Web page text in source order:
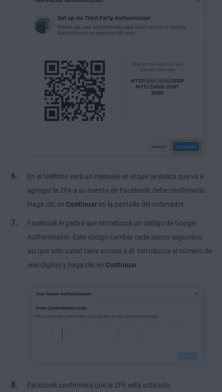
En el teléfono verá un mensaje en el que se indica que va a
agregar la 2FA a su cuenta de Facebook; debe confirmarlo.
Haga clic en Continuar en la pantalla del ordenador.
Facebook le pedirá que introduzca un código de Google
Authenticator. Este código cambia cada pocos segundos,
así que solo usted tiene acceso a él. Introduzca el número de
seis dígitos y haga clic en Continuar
Facebook confirmará que la 2FA está activada.